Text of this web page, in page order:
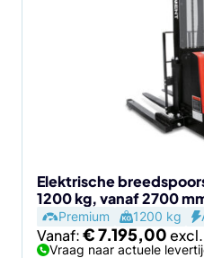
Elektrische
1200 kg, vanaf 2700
Premium 1200 kg
Vanaf:€7.195,00
Vraag naar actuele
de
productpagina